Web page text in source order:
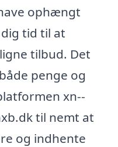
ophængt
tid til at
tilbud. Det
penge og
xn--
til nemt at
og indhente